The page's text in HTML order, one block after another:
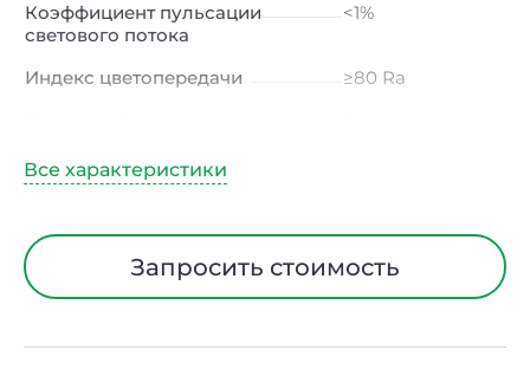
Коэффициент пульсации
светового потока
<1%
Индекс цветопередачи
≥80 Ra
Угол рассеивания
Диапазон рабочих
температурЗапросить стоимость